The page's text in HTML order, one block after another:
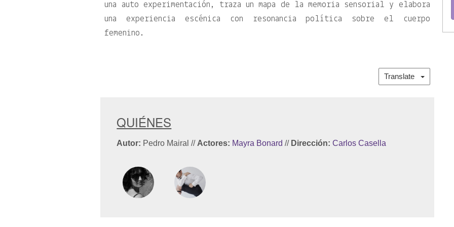
una auto experimentación, traza un mapa de la memoria sensorial y elabora
una experiencia escénica con resonancia política sobre el cuerpo
femenino.
Translate
QUIÉNES
Autor: Pedro Mairal// Actores: Mayra Bonard // Dirección: Carlos Casella